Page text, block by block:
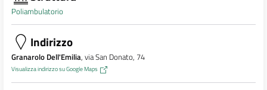
Poliambulatorio
Indirizzo
Granarolo Dell'Emilia, via San Donato, 74
Visualizza indirizzo su Google Maps